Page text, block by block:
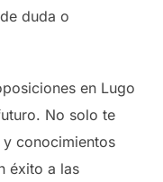
duda o
en Lugo
No solo te
conocimientos
éxito a las